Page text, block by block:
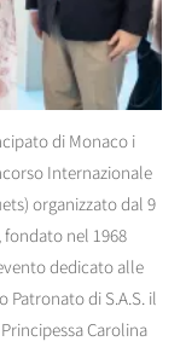
di Monaco i
Internazionale
organizzato dal 9
fondato nel 1968
dedicato alle
di S.A.S. il
Carolina